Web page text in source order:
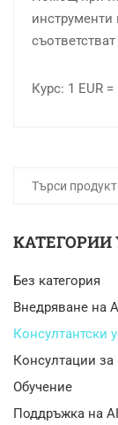
Курс: 1 EUR
КАТЕГОРИИ
Без категория
Внедряване на
Консултантски
Консултации
Обучение
Поддръжка на AI